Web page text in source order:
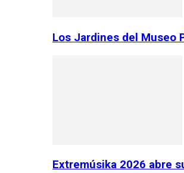
Los Jardines del Museo
Extremúsika 2026 abre